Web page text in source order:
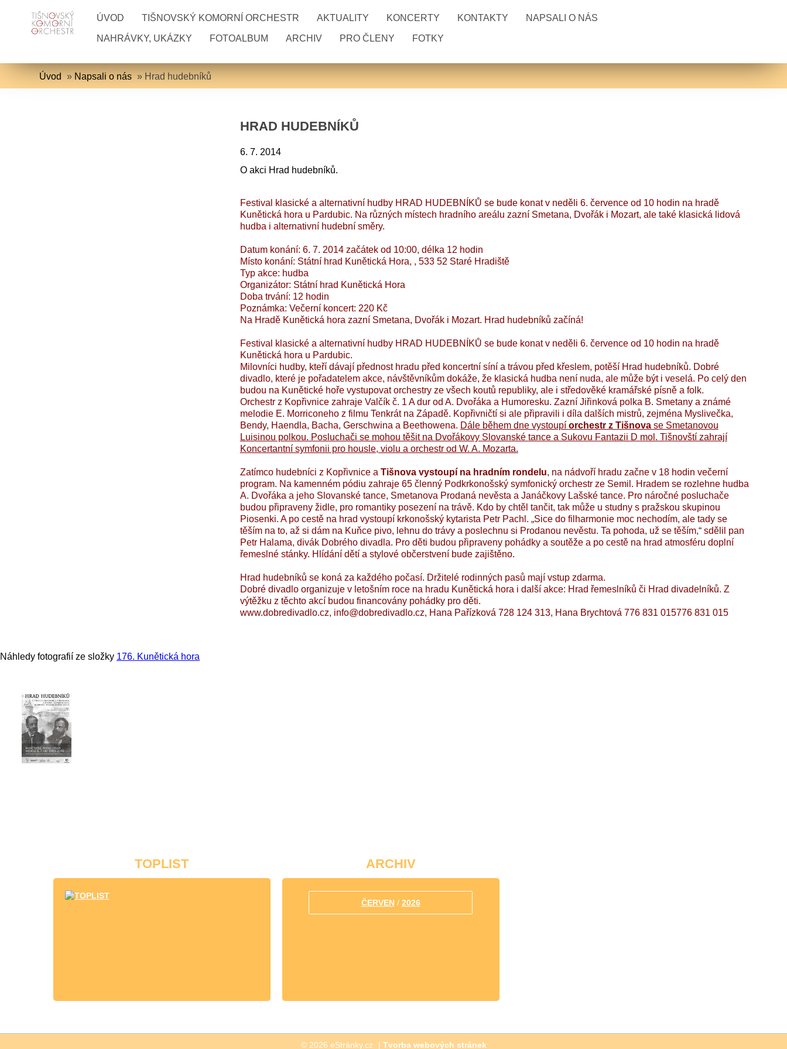
ÚVOD TIŠNOVSKÝ KOMORNÍ ORCHESTR AKTUALITY KONCERTY KONTAKTY NAPSALI O NÁS
NAHRÁVKY, UKÁZKY FOTOALBUM ARCHIV PRO ČLENY FOTKY
Úvod » Napsali o nás » Hrad hudebníků
HRAD HUDEBNÍKŮ
6. 7. 2014
O akci Hrad hudebníků.
Festival klasické a alternativní hudby HRAD HUDEBNÍKŮ se bude konat v neděli 6. července od 10 hodin na hradě
Kunětická hora u Pardubic. Na různých místech hradního areálu zazní Smetana, Dvořák i Mozart, ale také klasická lidová
hudba i alternativní hudební směry.
Datum konání: 6. 7. 2014 začátek od 10:00, délka 12 hodin
Místo konání: Státní hrad Kunětická Hora, , 533 52 Staré Hradiště
Typ akce: hudba
Organizátor: Státní hrad Kunětická Hora
Doba trvání: 12 hodin
Poznámka: Večerní koncert: 220 Kč
Na Hradě Kunětická hora zazní Smetana, Dvořák i Mozart. Hrad hudebníků začíná!
Festival klasické a alternativní hudby HRAD HUDEBNÍKŮ se bude konat v neděli 6. července od 10 hodin na hradě
Kunětická hora u Pardubic.
Milovníci hudby, kteří dávají přednost hradu před koncertní síní a trávou před křeslem, potěší Hrad hudebníků. Dobré
divadlo, které je pořadatelem akce, návštěvníkům dokáže, že klasická hudba není nuda, ale může být i veselá. Po celý den
budou na Kunětické hoře vystupovat orchestry ze všech koutů republiky, ale i středověké kramářské písně a folk.
Orchestr z Kopřivnice zahraje Valčík č. 1 A dur od A. Dvořáka a Humoresku. Zazní Jiřinková polka B. Smetany a známé
melodie E. Morriconeho z filmu Tenkrát na Západě. Kopřivničtí si ale připravili i díla dalších mistrů, zejména Myslivečka,
Bendy, Haendla, Bacha, Gerschwina a Beethowena. Dále během dne vystoupí orchestr z Tišnovase Smetanovou
Luisinou polkou. Posluchači se mohou těšit na Dvořákovy Slovanské tance a Sukovu Fantazii D mol. Tišnovští zahrají
Koncertantní symfonii pro housle, violu a orchestr od W. A. Mozarta.
Zatímco hudebníci z Kopřivnice a Tišnova vystoupí na hradním rondelu, na nádvoří hradu začne v 18 hodin večerní
program. Na kamenném pódiu zahraje 65 členný Podkrkonošský symfonický orchestr ze Semil. Hradem se rozlehne hudba
A. Dvořáka a jeho Slovanské tance, Smetanova Prodaná nevěsta a Janáčkovy Lašské tance. Pro náročné posluchače
budou připraveny židle, pro romantiky posezení na trávě. Kdo by chtěl tančit, tak může u studny s pražskou skupinou
Piosenki. A po cestě na hrad vystoupí krkonošský kytarista Petr Pachl. „Sice do filharmonie moc nechodím, ale tady se
těším na to, až si dám na Kuňce pivo, lehnu do trávy a poslechnu si Prodanou nevěstu. Ta pohoda, už se těším,“ sdělil pan
Petr Halama, divák Dobrého divadla. Pro děti budou připraveny pohádky a soutěže a po cestě na hrad atmosféru doplní
řemeslné stánky. Hlídání dětí a stylové občerstvení bude zajištěno.
Hrad hudebníků se koná za každého počasí. Držitelé rodinných pasů mají vstup zdarma.
Dobré divadlo organizuje v letošním roce na hradu Kunětická hora i další akce: Hrad řemeslníků či Hrad divadelníků. Z
výtěžku z těchto akcí budou financovány pohádky pro děti.
www.dobredivadlo.cz, info@dobredivadlo.cz, Hana Pařízková 728 124 313, Hana Brychtová 776 831 015776 831 015
Náhledy fotografií ze složky 176. Kunětická hora
TOPLIST ARCHIV
ČERVEN/ 2026
© 2026 eStránky.cz | Tvorba webových stránek